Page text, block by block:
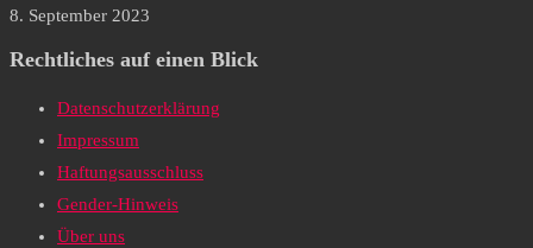
8. September 2023
Rechtliches auf einen Blick
Datenschutzerklärung
Impressum
Haftungsausschluss
Gender-Hinweis
Über uns